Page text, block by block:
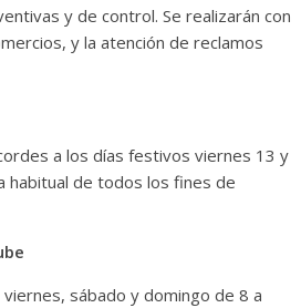
y de control. Se realizarán con
y la atención de reclamos
a los días festivos viernes 13 y
habitual de todos los fines de
sábado y domingo de 8 a